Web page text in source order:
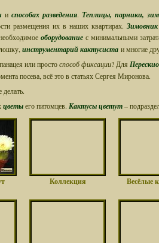
и способах разведения. Теплицы, парники,
размещения их в наших квартирах.
оборудованиес минимальными
инструментарий кактусиста и многие
или простоспособ фиксации? Для
посева, всё это в статьях Сергея Миронова.
делать.
цветыего питомцев. Кактусы цветут–
Коллекция Весёлые